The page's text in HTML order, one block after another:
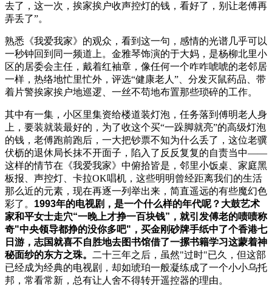
去了，这一次，挨家挨户收声控灯的钱，看好了，别让老傅再
弄丢了”。
熟悉《我爱我家》的观众，看到这一句，感情的光谱几乎可以
一秒钟回到同一频道上。金雅琴饰演的于大妈，是杨柳北里小
区的居委会主任，戴着红袖章，像任何一个咋咋唬唬的老邻居
一样，热络地忙里忙外，评选“健康老人”、分发灭鼠药品、带
着片警挨家挨户地巡逻、一丝不苟地布置那些琐碎的工作。
其中有一集，小区里集资给楼道装灯泡，任务落到傅明老人身
上，要装就装最好的，为了收这个买“一跺脚就亮”的高级灯泡
的钱，老傅跑前跑后，一大把钞票不知为什么丢了，这位老骥
伏枥的退休局长抹不开面子，陷入了反反复复的自责当中——
这样的情节在《我爱我家》中俯拾皆是，邻里小饭桌、家庭黑
板报、声控灯、卡拉OK唱机，这些明明曾经距离我们的生活
那么近的元素，现在再逐一列举出来，简直遥远的有些魔幻色
彩了。 1993年的电视剧，是一个什么样的年代呢？大鼓艺术
家和平女士走穴“一晚上才挣一百块钱” ，就引发傅老的啧啧称
奇"中央领导都挣的没你多吧" ，买金刚砂牌手纸中了个香港七
日游，志国就喜不自胜地去图书馆借了一摞书籍学习这蒙着神
秘面纱的东方之珠。 二十三年之后，虽然"过时"已久，但这部
已经成为经典的电视剧，却如琥珀一般凝练成了一个小小乌托
邦，常看常新，总有让人舍不得转开遥控器的理由。